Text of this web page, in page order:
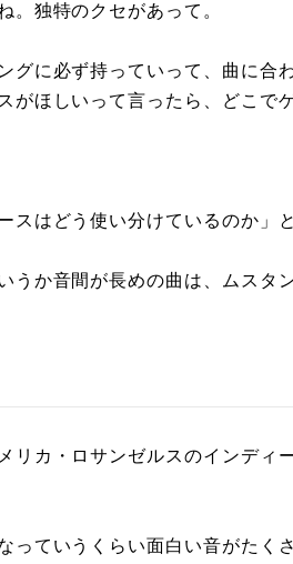
。独特のクセがあって。
に必ず持っていって、曲に合
ほしいって言ったら、どこで
はどう使い分けているのか」
か音間が長めの曲は、ムスタ
カ・ロサンゼルスのインディ
ていうくらい面白い音がたく